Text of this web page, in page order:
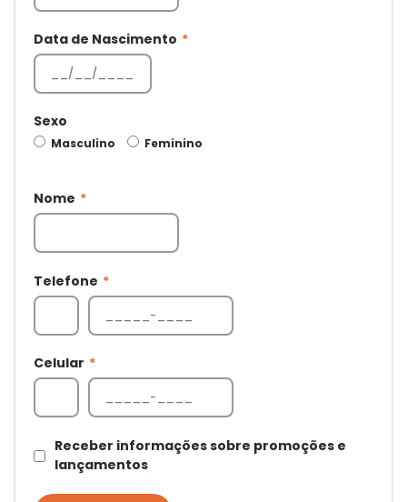
Data de Nascimento *
Sexo
Masculino Feminino
Nome *
Telefone *
Celular *
Receber informações sobre promoções e
lançamentos